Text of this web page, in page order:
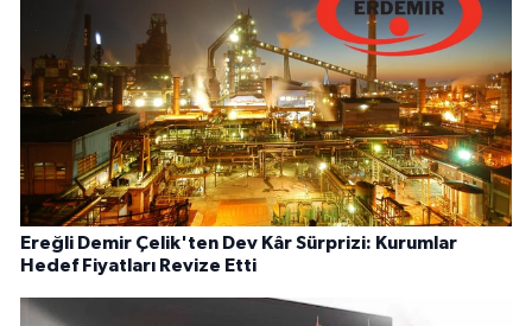
Ereğli Demir Çelik'ten Dev Kâr Sürprizi: Kurumlar
Hedef Fiyatları Revize Etti